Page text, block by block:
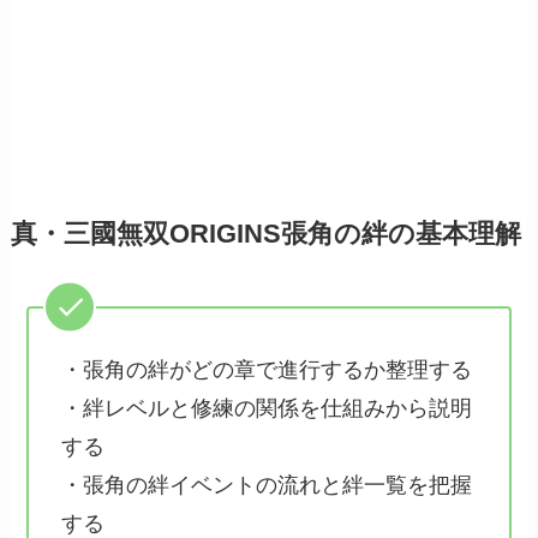
真・三國無双ORIGINS張角の絆の基本理解
・張角の絆がどの章で進行するか整理する
・絆レベルと修練の関係を仕組みから説明
する
・張角の絆イベントの流れと絆一覧を把握
する